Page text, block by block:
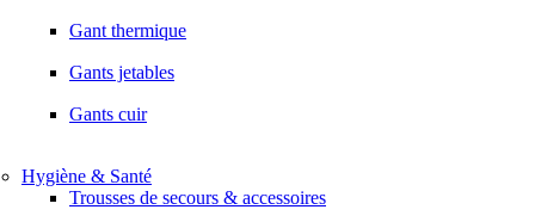
Gant thermique
Gants jetables
Gants cuir
Hygiène & Santé
Trousses de secours & accessoires